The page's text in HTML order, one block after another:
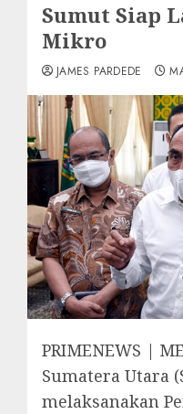
Sumut Siap
Mikro
JAMES PARDEDE
PRIMENEWS |
Sumatera Utara
melaksanakan